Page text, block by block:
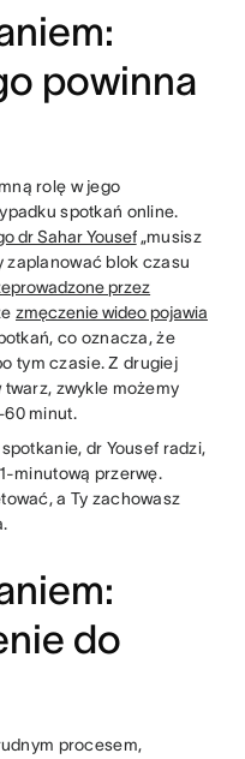
powinna
rolę w jego
spotkań online.
dr Sahar Yousef„musisz
zaplanować blok czasu
przez
zmęczenie wideo pojawia
co oznacza, że
tym czasie. Z drugiej
zwykle możemy
minut.
dr Yousef radzi,
minutową przerwę.
a Ty zachowasz
do
procesem,